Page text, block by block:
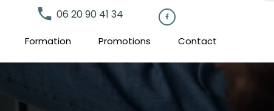
Formation Promotions Contact
local_phone 06 20 90 41 34 